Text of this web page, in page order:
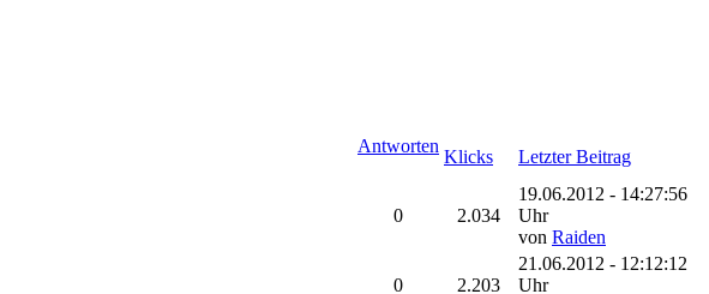
Antworten
Klicks Letzter Beitrag
0 2.034
19.06.2012 - 14:27:56
Uhr
von Raiden
0 2.203
21.06.2012 - 12:12:12
Uhr